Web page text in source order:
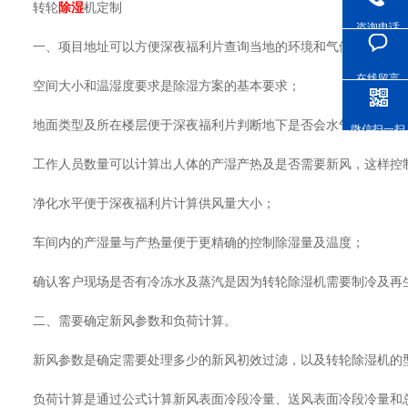
转轮除湿机定制
一、项目地址可以方便深夜福利片查询当地的环境和气候条件；
空间大小和温湿度要求是除湿方案的基本要求；
地面类型及所在楼层便于深夜福利片判断地下是否会水气渗入及客
工作人员数量可以计算出人体的产湿产热及是否需要新风，这样控
净化水平便于深夜福利片计算供风量大小；
车间内的产湿量与产热量便于更精确的控制除湿量及温度；
确认客户现场是否有冷冻水及蒸汽是因为转轮除湿机需要制冷及再生风
二、需要确定新风参数和负荷计算。
新风参数是确定需要处理多少的新风初效过滤，以及转轮除湿机的型
负荷计算是通过公式计算新风表面冷段冷量、送风表面冷段冷量和总
咨询电话
在线留言
微信扫一扫